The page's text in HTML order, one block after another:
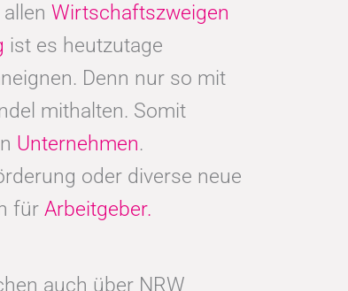
Wirtschaftszweigen
ist es heutzutage
Denn nur so mit
mithalten. Somit
Unternehmen.
oder diverse neue
für Arbeitgeber.
auch über NRW